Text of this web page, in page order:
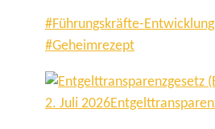
#Führungskräfte-Entwicklung
#Geheimrezept
2. Juli 2026